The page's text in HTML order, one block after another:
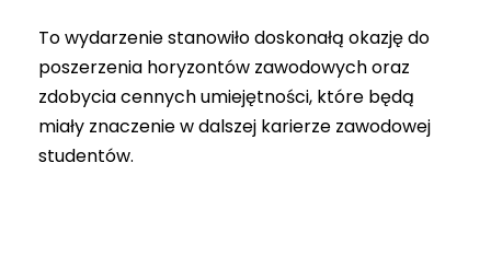
To wydarzenie stanowiło doskonałą okazję do
poszerzenia horyzontów zawodowych oraz
zdobycia cennych umiejętności, które będą
miały znaczenie w dalszej karierze zawodowej
studentów.